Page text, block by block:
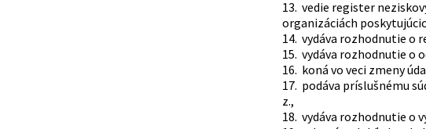
13. vedie register
organizáciách
14. vydáva rozhodnutie o
15. vydáva rozhodnutie o
16. koná vo veci zmeny
17. podáva príslušnému
z.,
18. vydáva rozhodnutie o